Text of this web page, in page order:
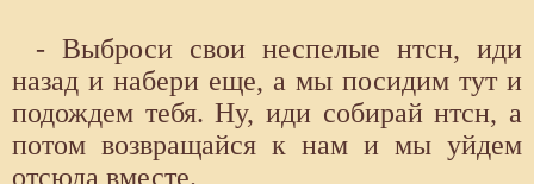
- Выброси свои неспелые нтсн, иди
назад и набери еще, а мы посидим тут и
подождем тебя. Ну, иди собирай нтсн, а
потом возвращайся к нам и мы уйдем
отсюда вместе.